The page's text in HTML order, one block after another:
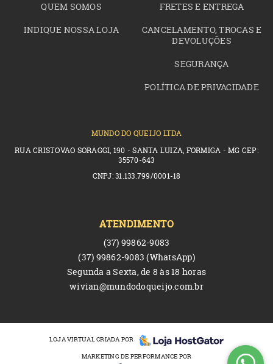
QUEM SOMOS
INDIQUE NOSSA LOJA
FRETES E ENTREGA
CANCELAMENTO, TROCAS E
DEVOLUÇÕES
SEGURANÇA
POLÍTICA DE PRIVACIDADE
MUNDO DO QUEIJO LTDA
RUA CRISTOVAO SORAGGI, 190 - SANTA LUIZA, FORMIGA - MG CEP:
35570-643
CNPJ: 31.133.799/0001-18
ATENDIMENTO
(37) 99862-9083
(37) 99862-9083(WhatsApp)
Segunda a Sexta, de 8 às 18 horas
wivian@mundodoqueijo.com.br
LOJA VIRTUAL CRIADA POR
MARKETING DE PERFORMANCE POR